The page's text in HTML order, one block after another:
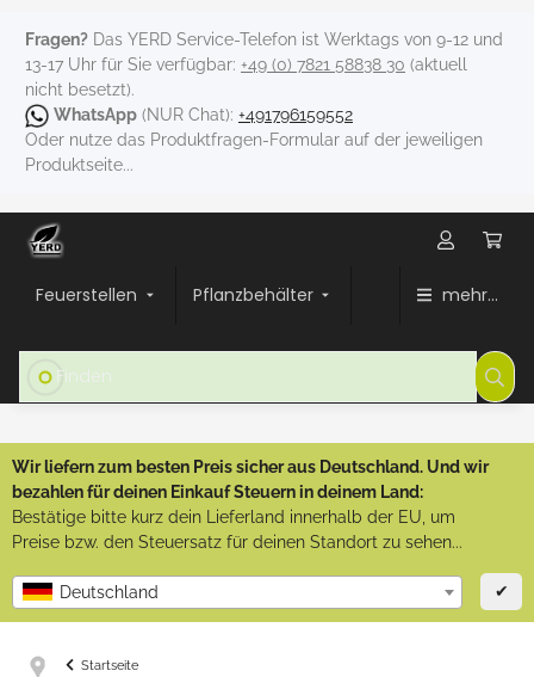
Fragen? Das YERD Service-Telefon ist Werktags von 9-12 und
13-17 Uhr für Sie verfügbar: +49 (0) 7821 58838 30 (aktuell
nicht besetzt).
WhatsApp (NUR Chat): +491796159552
Oder nutze das Produktfragen-Formular auf der jeweiligen
Produktseite...
Feuerstellen Pflanzbehälter mehr...
Wir liefern zum besten Preis sicher aus Deutschland. Und wir
bezahlen für deinen Einkauf Steuern in deinem Land:
Bestätige bitte kurz dein Lieferland innerhalb der EU, um
Preise bzw. den Steuersatz für deinen Standort zu sehen...
Deutschland ✔
Startseite